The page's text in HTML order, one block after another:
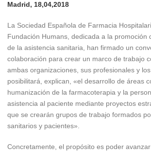
Madrid, 18,04,2018
La Sociedad Española de Farmacia
Fundación Humans, dedicada a la promoción
de la asistencia sanitaria, han firmado un
colaboración para crear un marco de trabajo
ambas organizaciones, sus profesionales y
posibilitará, explican, «el desarrollo de áreas
humanización de la farmacoterapia y la
asistencia al paciente mediante proyectos
que se crearán grupos de trabajo formados
sanitarios y pacientes».
Concretamente, el propósito es poder